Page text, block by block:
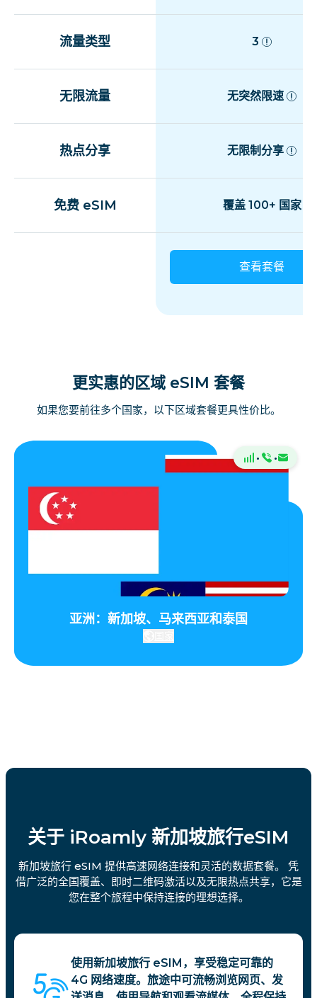
流量类型 3
无限流量 无突然限速
热点分享 无限制分享
免费 eSIM 覆盖 100+ 国家
查看套餐
更实惠的区域 eSIM 套餐
如果您要前往多个国家，以下区域套餐更具性价比。
· ·
亚洲：新加坡、马来西亚和泰国
关于 iRoamly 新加坡旅行eSIM
新加坡旅行 eSIM 提供高速网络连接和灵活的数据套餐。 凭
借广泛的全国覆盖、即时二维码激活以及无限热点共享，它是
您在整个旅程中保持连接的理想选择。
使用新加坡旅行 eSIM，享受稳定可靠的
4G 网络速度。旅途中可流畅浏览网页、发